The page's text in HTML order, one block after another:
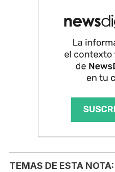
TEMAS DE ESTA NOTA: